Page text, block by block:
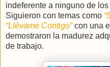
indeferente a ninguno de
Siguieron con temas como
“Llévame Contigo”con una
demostraron la madurez
de trabajo.